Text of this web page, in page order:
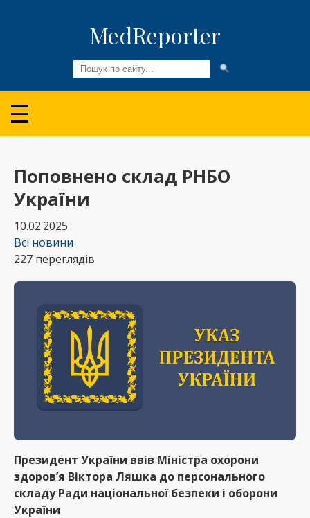
MedReporter
Всі новини
Огляди та Аналітика
Медспільнота
Колонки
Відео
Пацієнтам
Поповнено склад РНБО
України
10.02.2025
Всі новини
227 переглядів
Президент України ввів Міністра охорони
здоровʼя Віктора Ляшка до персонального
складу Ради національної безпеки і оборони
України